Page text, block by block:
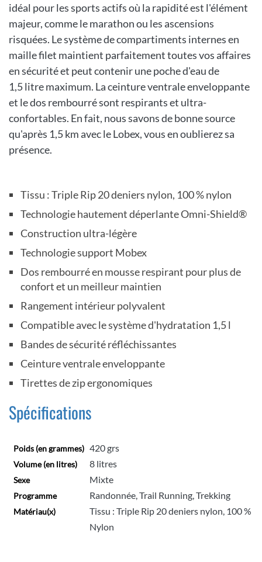
idéal pour les sports actifs où la rapidité est l'élément
majeur, comme le marathon ou les ascensions
risquées. Le système de compartiments internes en
maille filet maintient parfaitement toutes vos affaires
en sécurité et peut contenir une poche d'eau de
1,5 litre maximum. La ceinture ventrale enveloppante
et le dos rembourré sont respirants et ultra-
confortables. En fait, nous savons de bonne source
qu'après 1,5 km avec le Lobex, vous en oublierez sa
présence.
Tissu : Triple Rip 20 deniers nylon, 100 % nylon
Technologie hautement déperlante Omni-Shield®
Construction ultra-légère
Technologie support Mobex
Dos rembourré en mousse respirant pour plus de
confort et un meilleur maintien
Rangement intérieur polyvalent
Compatible avec le système d'hydratation 1,5 l
Bandes de sécurité réfléchissantes
Ceinture ventrale enveloppante
Tirettes de zip ergonomiques
Spécifications
Poids (en grammes) 420 grs
Volume (en litres) 8 litres
Sexe Mixte
Programme Randonnée, Trail Running, Trekking
Matériau(x)
Tissu : Triple Rip 20 deniers nylon, 100 %
Nylon